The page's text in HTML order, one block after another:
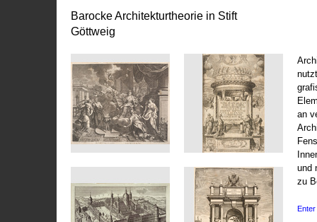
Barocke Architekturtheorie in Stift
Göttweig
an
und
zu
Enter